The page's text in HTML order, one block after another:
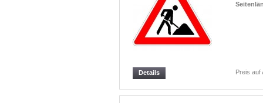
Preis auf
Details